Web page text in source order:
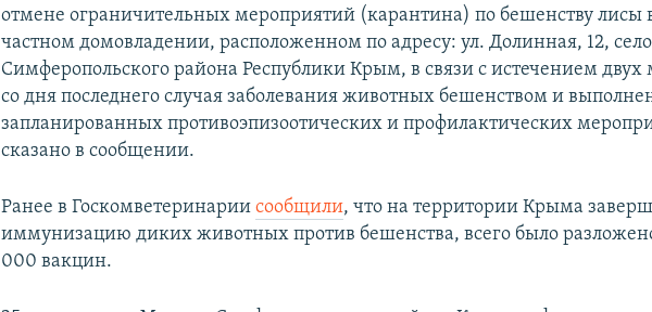
отмене ограничительных мероприятий (карантина) по бешенству лисы
частном домовладении, расположенном по адресу: ул. Долинная, 12,
Симферопольского района Республики Крым, в связи с истечением двух
со дня последнего случая заболевания животных бешенством и
запланированных противоэпизоотических и профилактических
сказано в сообщении.
Ранее в Госкомветеринариисообщили, что на территории Крыма
иммунизацию диких животных против бешенства, всего было
000 вакцин.